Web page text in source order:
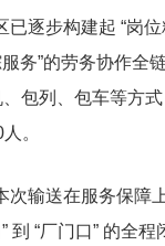
逐步构建起 “岗位
务”的劳务协作全
、包列、包车等方
。
输送在服务保障上
到 “厂门口” 的全程